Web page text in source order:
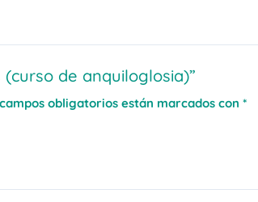
de anquiloglosia)”
obligatorios están marcados con*